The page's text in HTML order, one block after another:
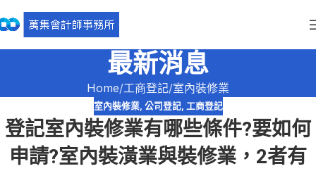
最新消息
Home 工商登記 室內裝修業
室內裝修業, 公司登記, 工商登記
登記室內裝修業有哪些條件?要如何
申請?室內裝潢業與裝修業，2者有